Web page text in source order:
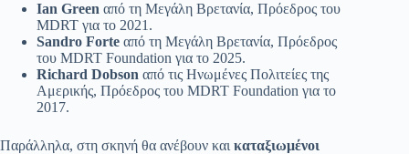
Ian Green από τη Μεγάλη Βρετανία, Πρόεδρος του
MDRT για το 2021.
Sandro Forte από τη Μεγάλη Βρετανία, Πρόεδρος
του MDRT Foundation για το 2025.
Richard Dobson από τις Ηνωμένες Πολιτείες της
Αμερικής, Πρόεδρος του MDRT Foundation για το
2017.
Παράλληλα, στη σκηνή θα ανέβουν και καταξιωμένοι